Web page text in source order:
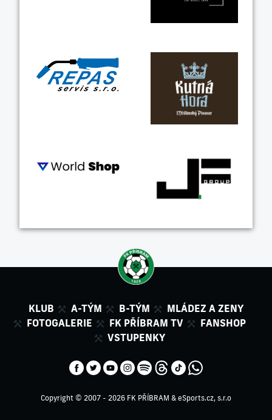
KLUB A-TÝM B-TÝM
MLÁDEZ A ZENY
FOTOGALERIE
FK PŘÍBRAM TV
FANSHOP
VSTUPENKY
Copyright © 2007 - 2026 FK PŘÍBRAM & eSports.cz, s.r.o